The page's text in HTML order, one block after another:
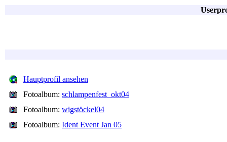
Hauptprofil ansehen
Fotoalbum: schlampenfest_okt04
Fotoalbum: wigstöckel04
Fotoalbum: Ident Event Jan 05